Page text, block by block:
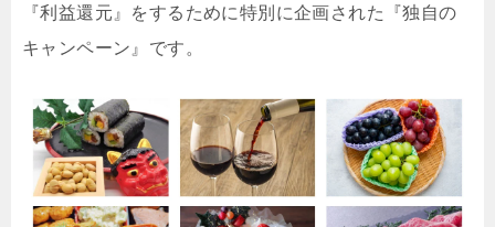
『利益還元』をするために特別に企画された『独自の
キャンペーン』です。